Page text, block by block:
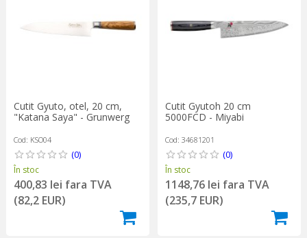
Cutit Gyuto, otel, 20 cm,
"Katana Saya" - Grunwerg
Cod: KSO04
(0)
În stoc
400,83 lei fara TVA
(82,2 EUR)
Cutit Gyutoh 20 cm
5000FCD - Miyabi
Cod: 34681201
(0)
În stoc
1148,76 lei fara TVA
(235,7 EUR)